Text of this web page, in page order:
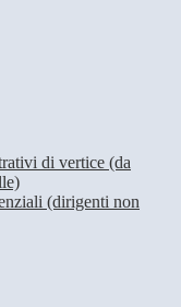
di vertice (da
(dirigenti non